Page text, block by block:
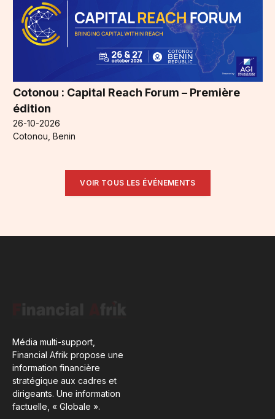
Cotonou : Capital Reach Forum – Première
édition
26-10-2026
Cotonou, Benin
VOIR TOUS LES ÉVÉNEMENTS
Média multi-support,
Financial Afrik propose une
information financière
stratégique aux cadres et
dirigeants. Une information
factuelle, « Globale ».